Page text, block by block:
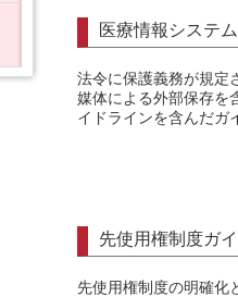
医療情報システ
法令に保護義務が規定
媒体による外部保存を
イドラインを含んだガ
先使用権制度ガ
先使用権制度の明確化